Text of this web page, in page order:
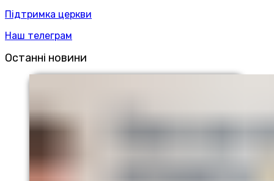
Підтримка церкви
Наш телеграм
Останні новини